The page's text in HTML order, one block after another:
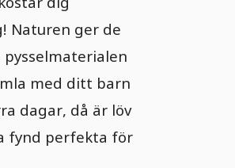
Naturen ger de
pysselmaterialen
med ditt barn
dagar, då är löv
fynd perfekta för